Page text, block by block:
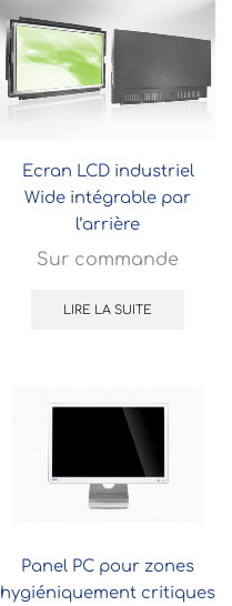
Ecran LCD industriel
Wide intégrable par
l’arrière
Sur commande
LIRE LA SUITE
Panel PC pour zones
hygiéniquement critiques